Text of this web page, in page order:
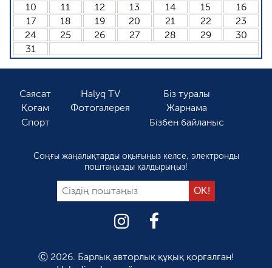
10
11 12 13 14 15
16
17
18 19 20 21 22
23
24
25 26 27 28 29
30
31
Саясат
Қоғам
Спорт
Halyq TV
Фотогалерея
Біз туралы
Жарнама
Бізбен байланыс
Соңғы жаңалықтарды оқығыңыз келсе, электронды
поштаңызды қалдырыңыз!
Ⓒ 2026. Барлық авторлық құқық қорғалған!